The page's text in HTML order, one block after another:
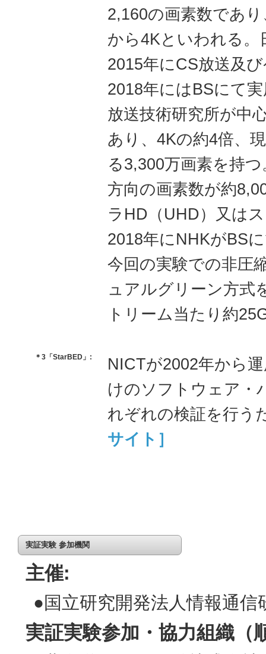
2,160の画素数であ
から4Kといわれる。
2015年にCS放送及
2018年にはBSにて
放送技術研究所が中
あり、4Kの約4倍、
る3,300万画素を持
方向の画素数が約
ラHD（UHD）又は
2018年にNHKがBS
今回の実験での非圧
ュアルグリーン方式
トリーム当たり約
＊3「StarBED」:
NICTが2002年から
けのソフトウェア・
れぞれの検証を行う
サイト］
実証実験 参加機関
主催:
●国立研究開発法人情報通信
実証実験参加・協力組織（